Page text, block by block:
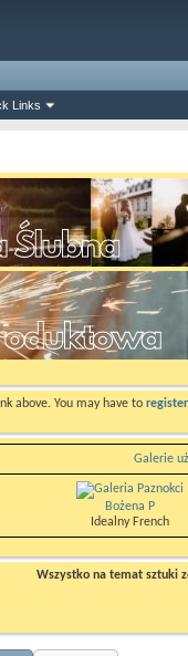
Links
above. You may have to register
Galerie
Bożena P
Idealny French
Wszystko na temat sztuki